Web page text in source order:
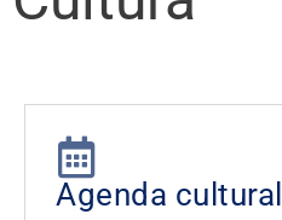
Agenda cultural